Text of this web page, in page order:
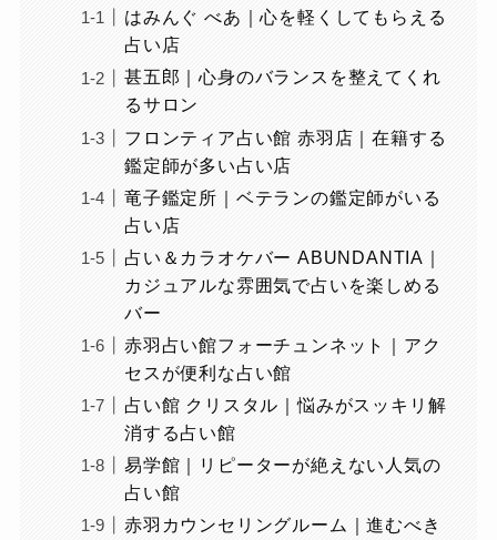
はみんぐ べあ｜心を軽くしてもらえる
占い店
甚五郎｜心身のバランスを整えてくれ
るサロン
フロンティア占い館 赤羽店｜在籍する
鑑定師が多い占い店
竜子鑑定所｜ベテランの鑑定師がいる
占い店
占い＆カラオケバー ABUNDANTIA｜
カジュアルな雰囲気で占いを楽しめる
バー
赤羽占い館フォーチュンネット｜アク
セスが便利な占い館
占い館 クリスタル｜悩みがスッキリ解
消する占い館
易学館｜リピーターが絶えない人気の
占い館
赤羽カウンセリングルーム｜進むべき